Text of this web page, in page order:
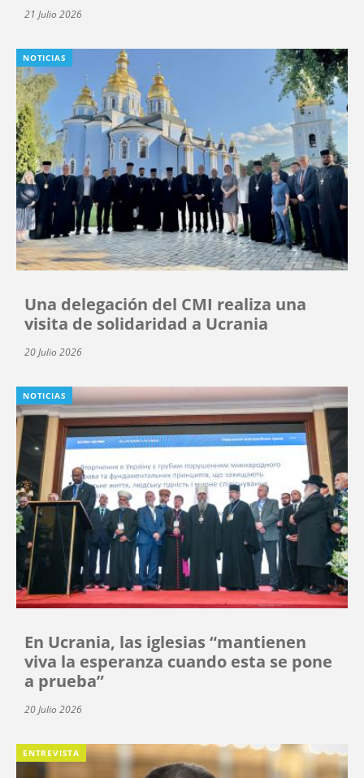
21 Julio 2026
NOTICIAS
Una delegación del CMI realiza una
visita de solidaridad a Ucrania
20 Julio 2026
NOTICIAS
En Ucrania, las iglesias “mantienen
viva la esperanza cuando esta se pone
a prueba”
20 Julio 2026
ENTREVISTA